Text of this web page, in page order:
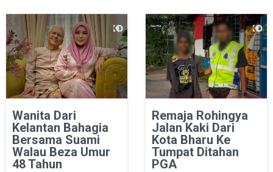
Wanita Dari
Kelantan Bahagia
Bersama Suami
Walau Beza Umur
48 Tahun
Remaja Rohingya
Jalan Kaki Dari
Kota Bharu Ke
Tumpat Ditahan
PGA